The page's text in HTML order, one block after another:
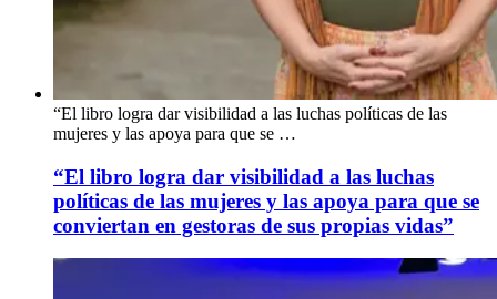
“El libro logra dar visibilidad a las luchas políticas de las
mujeres y las apoya para que se …
“El libro logra dar visibilidad a las luchas
políticas de las mujeres y las apoya para que se
conviertan en gestoras de sus propias vidas”